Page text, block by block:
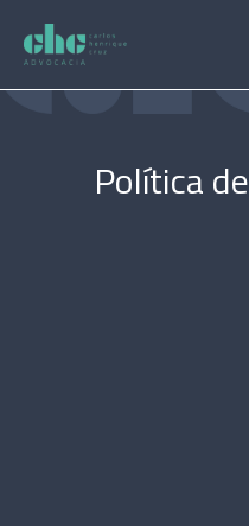
para
conteúdo
Política de